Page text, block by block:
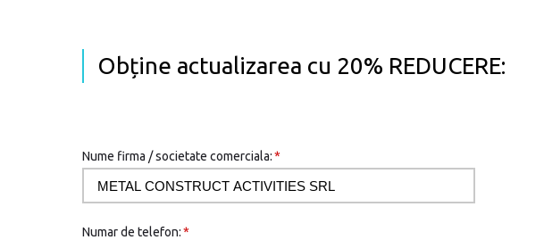
Obține actualizarea cu 20% REDUCERE:
Nume firma / societate comerciala:*
Numar de telefon:*